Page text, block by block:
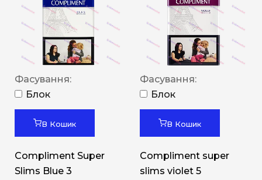
Фасування:
Блок
В Кошик
Compliment Super
Slims Blue 3
Фасування:
Блок
В Кошик
Compliment super
slims violet 5